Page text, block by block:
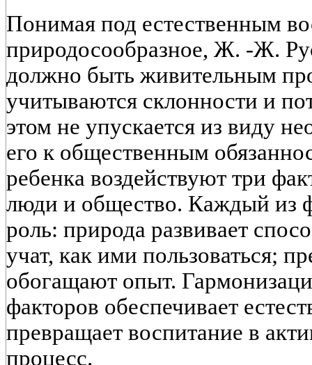
Понимая под естественным
природосообразное, Ж. -Ж.
должно быть живительным
учитываются склонности и
этом не упускается из виду
его к общественным
ребенка воздействуют три
люди и общество. Каждый из
роль: природа развивает
учат, как ими пользоваться;
обогащают опыт.
факторов обеспечивает
превращает воспитание в
процесс.